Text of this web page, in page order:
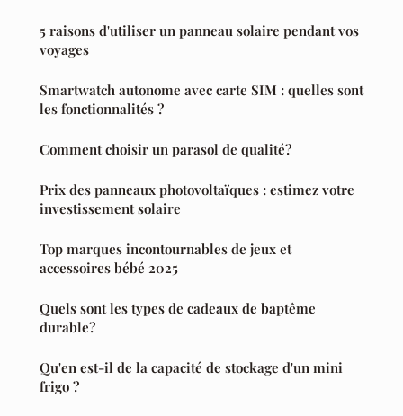
5 raisons d'utiliser un panneau solaire pendant vos
voyages
Smartwatch autonome avec carte SIM : quelles sont
les fonctionnalités ?
Comment choisir un parasol de qualité?
Prix des panneaux photovoltaïques : estimez votre
investissement solaire
Top marques incontournables de jeux et
accessoires bébé 2025
Quels sont les types de cadeaux de baptême
durable?
Qu'en est-il de la capacité de stockage d'un mini
frigo ?